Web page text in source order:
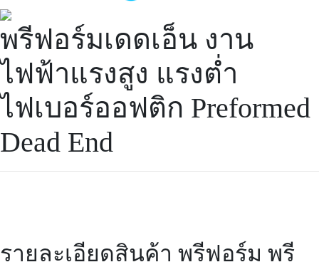
พรีฟอร์มเดดเอ็น งาน
ไฟฟ้าแรงสูง แรงต่ำ
ไฟเบอร์ออฟติก Preformed
Dead End
รายละเอียดสินค้า พรีฟอร์ม พรี